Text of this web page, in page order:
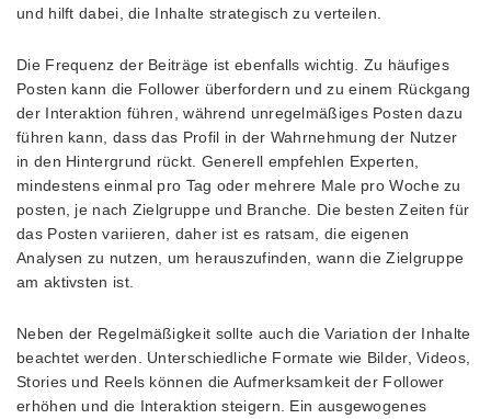
und hilft dabei, die Inhalte strategisch zu verteilen.
Die Frequenz der Beiträge ist ebenfalls wichtig. Zu häufiges
Posten kann die Follower überfordern und zu einem Rückgang
der Interaktion führen, während unregelmäßiges Posten dazu
führen kann, dass das Profil in der Wahrnehmung der Nutzer
in den Hintergrund rückt. Generell empfehlen Experten,
mindestens einmal pro Tag oder mehrere Male pro Woche zu
posten, je nach Zielgruppe und Branche. Die besten Zeiten für
das Posten variieren, daher ist es ratsam, die eigenen
Analysen zu nutzen, um herauszufinden, wann die Zielgruppe
am aktivsten ist.
Neben der Regelmäßigkeit sollte auch die Variation der Inhalte
beachtet werden. Unterschiedliche Formate wie Bilder, Videos,
Stories und Reels können die Aufmerksamkeit der Follower
erhöhen und die Interaktion steigern. Ein ausgewogenes